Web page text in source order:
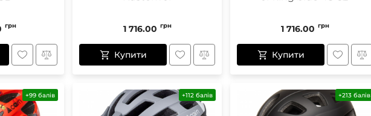
грн 1 716.00 грн
Купити
1 716.00 грн
Купити
+99 балів +112 балів +213 балів